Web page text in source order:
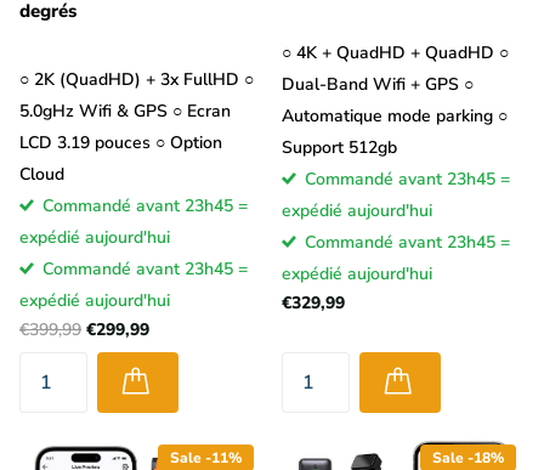
degrés
○ 2K (QuadHD) + 3x FullHD ○
5.0gHz Wifi & GPS ○ Ecran
LCD 3.19 pouces ○ Option
Cloud
Commandé avant 23h45 =
expédié aujourd'hui
Commandé avant 23h45 =
expédié aujourd'hui
€399,99 €299,99
○ 4K + QuadHD + QuadHD ○
Dual-Band Wifi + GPS ○
Automatique mode parking ○
Support 512gb
Commandé avant 23h45 =
expédié aujourd'hui
Commandé avant 23h45 =
expédié aujourd'hui
€329,99
Sale -11% Sale -18%